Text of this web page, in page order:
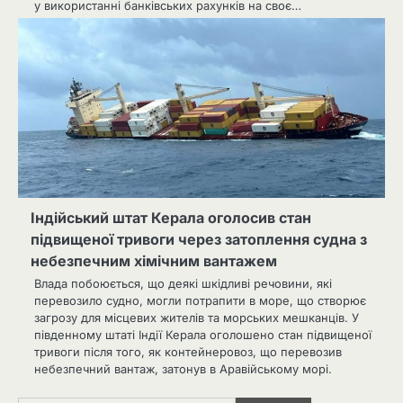
у використанні банківських рахунків на своє…
Індійський штат Керала оголосив стан
підвищеної тривоги через затоплення судна з
небезпечним хімічним вантажем
Влада побоюється, що деякі шкідливі речовини, які
перевозило судно, могли потрапити в море, що створює
загрозу для місцевих жителів та морських мешканців. У
південному штаті Індії Керала оголошено стан підвищеної
тривоги після того, як контейнеровоз, що перевозив
небезпечний вантаж, затонув в Аравійському морі.